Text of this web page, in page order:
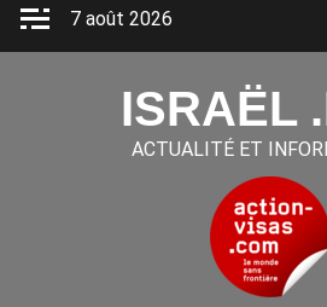
Aller
7 août 2026
ISRAËL
ACTUALITÉ ET